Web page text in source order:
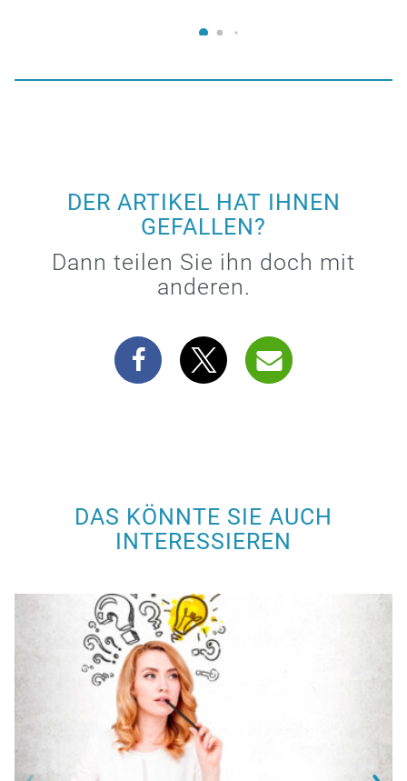
DER ARTIKEL HAT IHNEN
GEFALLEN?
Dann teilen Sie ihn doch mit
anderen.
DAS KÖNNTE SIE AUCH
INTERESSIEREN